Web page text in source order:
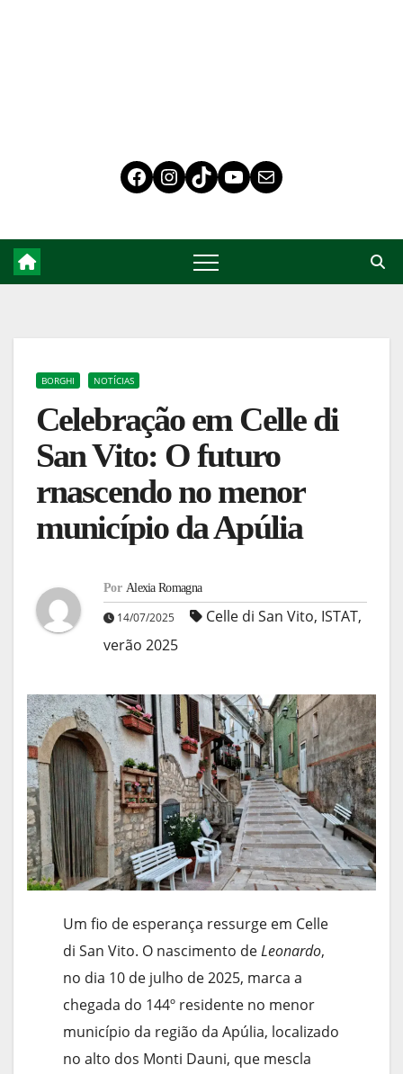
BORGHI NOTÍCIAS
Celebração em Celle di
San Vito: O futuro
rnascendo no menor
município da Apúlia
Por Alexia Romagna
14/07/2025 Celle di San Vito, ISTAT,
verão 2025
Um fio de esperança ressurge em Celle
di San Vito. O nascimento deLeonardo,
no dia 10 de julho de 2025, marca a
chegada do 144º residente no menor
município da região da Apúlia, localizado
no alto dos Monti Dauni, que mescla